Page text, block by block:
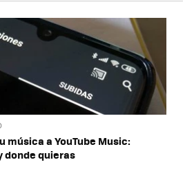
música a YouTube Music:
donde quieras